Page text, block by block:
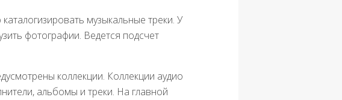
музыкальные треки. У
фотографии. Ведется подсчет
коллекции. Коллекции аудио
альбомы и треки. На главной